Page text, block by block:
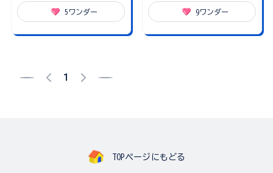
5 ワンダー 9ワンダー
1
TOPページにもどる